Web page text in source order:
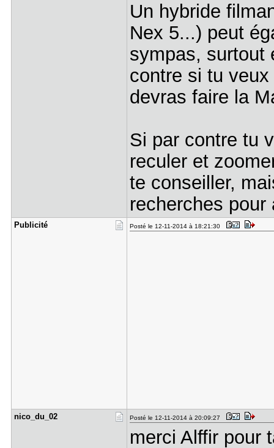
Un hybride
Nex 5...) peut
sympas, surtout
contre si tu
devras faire la
Si par contre tu
reculer et
te conseiller,
recherches
Publicité Posté le 12-11-2014 à 18:21:30
nico_du_02 Posté le 12-11-2014 à 20:09:27
merci Alffir pour